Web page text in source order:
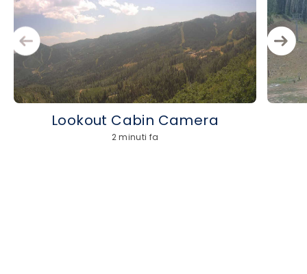
Lookout Cabin Camera
2 minuti fa